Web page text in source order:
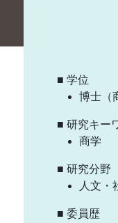
■ 学位
博士（
■ 研究キー
商学
■ 研究分野
人文・
■ 委員歴